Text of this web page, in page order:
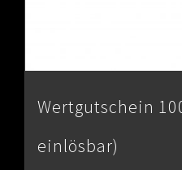
Wertgutschein
einlösbar)